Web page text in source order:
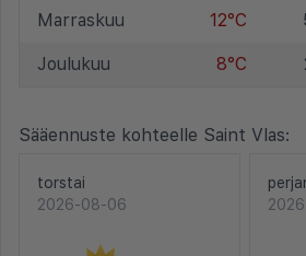
Marraskuu 12°C
Joulukuu 8°C
Sääennuste kohteelle Saint Vlas:
torstai
2026-08-06